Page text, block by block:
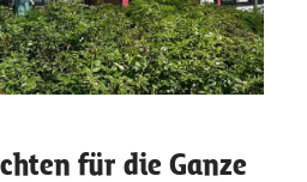
für die Ganze